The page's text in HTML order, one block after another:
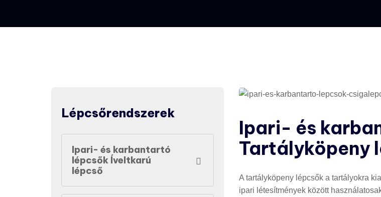
Lépcsőrendszerek
Ipari- és karbantartó
lépcsők Íveltkarú
lépcső
Ipari- és
Tartályköpeny
A tartályköpeny lépcsők a tartályokra
ipari létesítmények között